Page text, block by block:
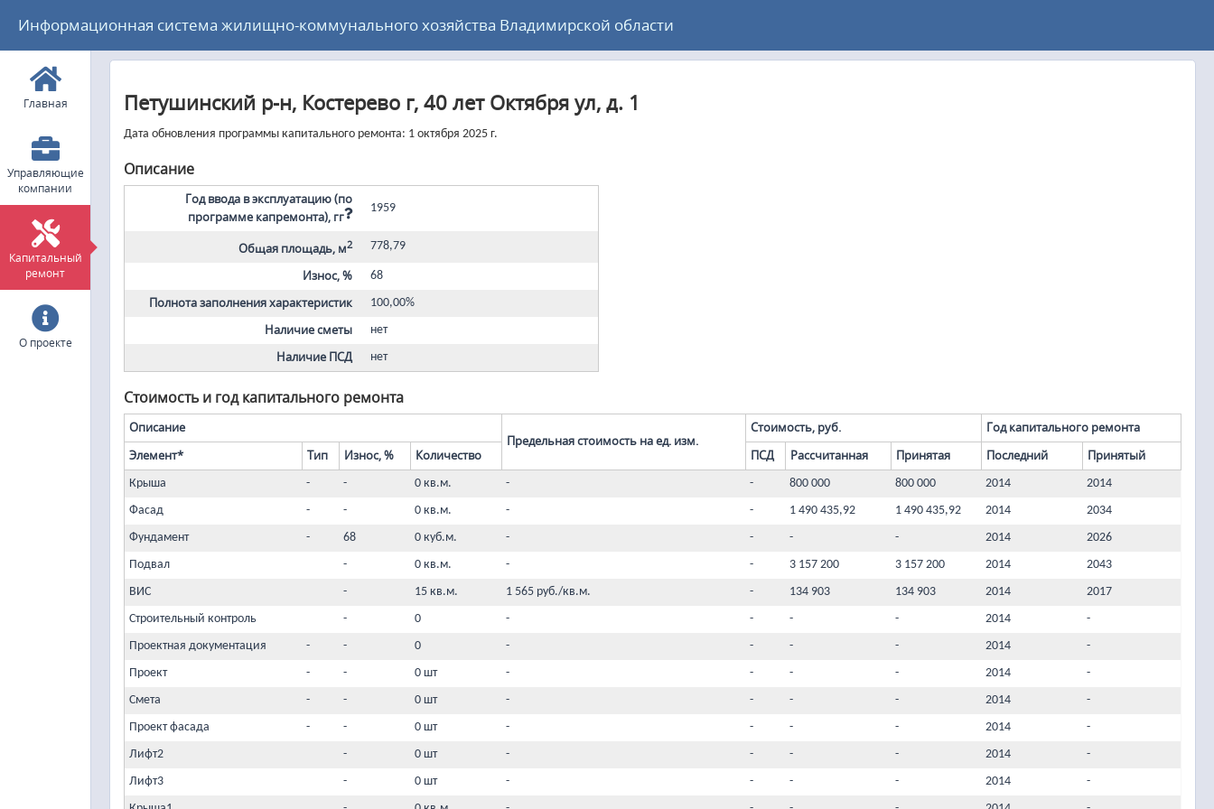
Информационная система жилищно-коммунального хозяйства Владимирской области
Главная
Управляющие
компании
Капитальный
ремонт
О проекте
Петушинский р-н, Костерево г, 40 лет Октября ул, д. 1
Дата обновления программы капитального ремонта: 1 октября 2025 г.
Описание
Год ввода в эксплуатацию (по
программе капремонта), гг
1959
Общая площадь, м2 778,79
Износ, % 68
Полнота заполнения характеристик 100,00%
Наличие сметы нет
Наличие ПСД нет
Стоимость и год капитального ремонта
Описание
Предельная стоимость на ед. изм.
Стоимость, руб.
Год капитального ремонта
Элемент*
Тип Износ, % Количество ПСД Рассчитанная Принятая Последний Принятый
Крыша - - 0 кв.м. - - 800 000 800 000 2014
2014
Фасад
- - 0 кв.м. - - 1 490 435,92 1 490 435,92 2014
2034
Фундамент
- 68 0 куб.м. - - - - 2014
2026
Подвал
- 0 кв.м. - - 3 157 200 3 157 200 2014
2043
ВИС
- 15 кв.м. 1 565 руб./кв.м. - 134 903 134 903 2014
2017
Строительный контроль
- 0 - - - - 2014
-
Проектная документация
- - 0 - - - - 2014
-
Проект
- - 0 шт - - - - 2014
-
Смета
- - 0 шт - - - - 2014
-
Проект фасада
- - 0 шт - - - - 2014
-
Лифт2
- 0 шт - - - - 2014
-
Лифт3
- 0 шт - - - - 2014
-